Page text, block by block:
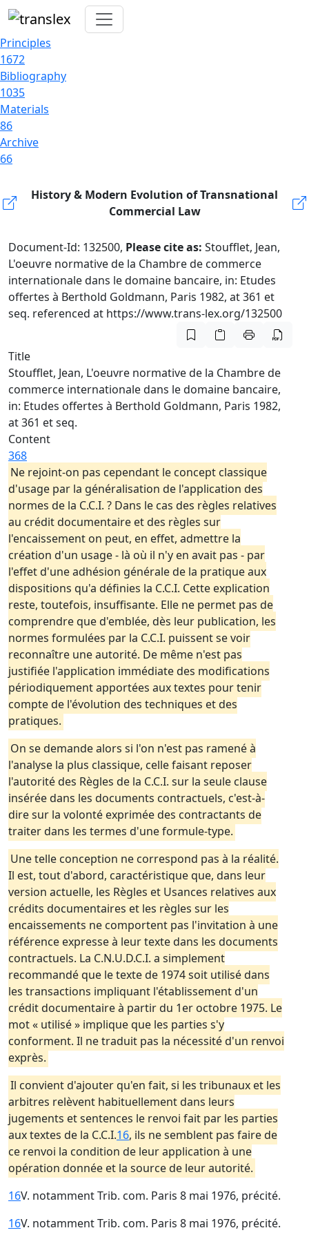
Principles
1672
Bibliography
1035
Materials
86
Archive
66
History & Modern Evolution of Transnational
Commercial Law
Document-Id: 132500, Please cite as: Stoufflet, Jean,
L'oeuvre normative de la Chambre de commerce
internationale dans le domaine bancaire, in: Etudes
offertes à Berthold Goldmann, Paris 1982, at 361 et
seq. referenced at https://www.trans-lex.org/132500
Title
Stoufflet, Jean, L'oeuvre normative de la Chambre de
commerce internationale dans le domaine bancaire,
in: Etudes offertes à Berthold Goldmann, Paris 1982,
at 361 et seq.
Content
368
Ne rejoint-on pas cependant le concept classique
d'usage par la généralisation de l'application des
normes de la C.C.I. ? Dans le cas des règles relatives
au crédit documentaire et des règles sur
l'encaissement on peut, en effet, admettre la
création d'un usage - là où il n'y en avait pas - par
l'effet d'une adhésion générale de la pratique aux
dispositions qu'a définies la C.C.I. Cette explication
reste, toutefois, insuffisante. Elle ne permet pas de
comprendre que d'emblée, dès leur publication, les
normes formulées par la C.C.I. puissent se voir
reconnaître une autorité. De même n'est pas
justifiée l'application immédiate des modifications
périodiquement apportées aux textes pour tenir
compte de l'évolution des techniques et des
pratiques.
On se demande alors si l'on n'est pas ramené à
l'analyse la plus classique, celle faisant reposer
l'autorité des Règles de la C.C.I. sur la seule clause
insérée dans les documents contractuels, c'est-à-
dire sur la volonté exprimée des contractants de
traiter dans les termes d'une formule-type.
Une telle conception ne correspond pas à la réalité.
Il est, tout d'abord, caractéristique que, dans leur
version actuelle, les Règles et Usances relatives aux
crédits documentaires et les règles sur les
encaissements ne comportent pas l'invitation à une
référence expresse à leur texte dans les documents
contractuels. La C.N.U.D.C.I. a simplement
recommandé que le texte de 1974 soit utilisé dans
les transactions impliquant l'établissement d'un
crédit documentaire à partir du 1er octobre 1975. Le
mot « utilisé » implique que les parties s'y
conforment. Il ne traduit pas la nécessité d'un renvoi
exprès.
Il convient d'ajouter qu'en fait, si les tribunaux et les
arbitres relèvent habituellement dans leurs
jugements et sentences le renvoi fait par les parties
aux textes de la C.C.I.16, ils ne semblent pas faire de
ce renvoi la condition de leur application à une
opération donnée et la source de leur autorité.
16V. notamment Trib. com. Paris 8 mai 1976, précité.
16V. notamment Trib. com. Paris 8 mai 1976, précité.